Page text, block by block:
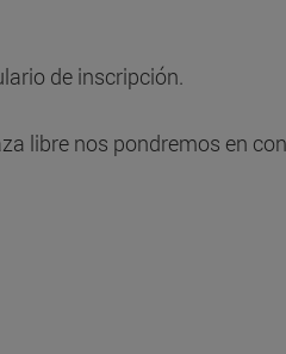
de inscripción.
libre nos pondremos en